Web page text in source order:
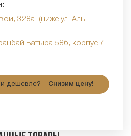
328а, (ниже ул. Аль-
Батыра 58б, корпус 7
дешевле? – Снизим цену!